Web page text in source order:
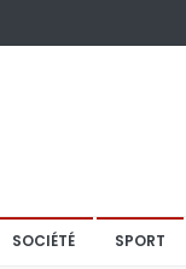
SOCIÉTÉ SPORT